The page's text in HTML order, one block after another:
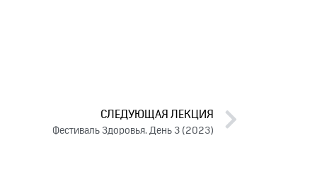
СЛЕДУЮЩАЯ ЛЕКЦИЯ
Фестиваль Здоровья. День 3 (2023)